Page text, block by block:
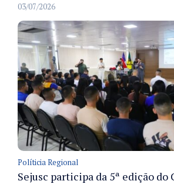
03/07/2026
Políticia Regional